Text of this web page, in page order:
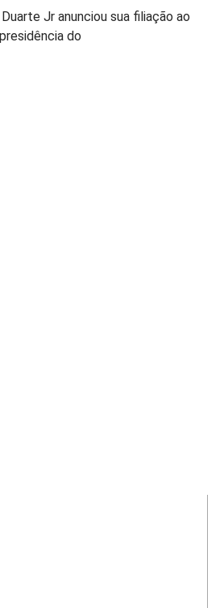
Jr anunciou sua filiação ao
do